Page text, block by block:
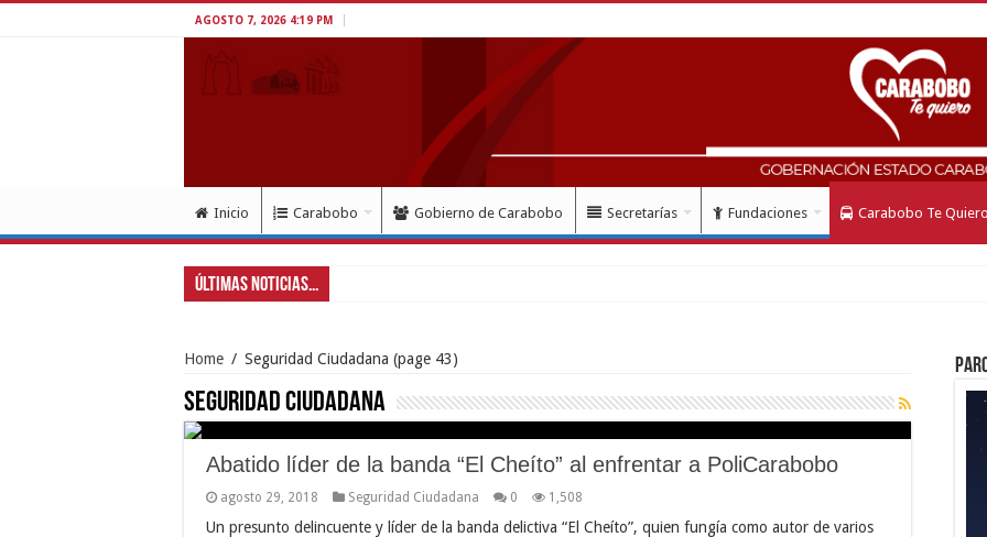
AGOSTO 7, 2026 4:19 PM
Inicio Carabobo Gobierno de Carabobo Secretarías Fundaciones Carabobo Te Quiero
Últimas Noticias...
Home / Seguridad Ciudadana (page 43)
Seguridad Ciudadana
Abatido líder de la banda “El Cheíto” al enfrentar a PoliCarabobo
agosto 29, 2018 Seguridad Ciudadana 0 1,508
Un presunto delincuente y líder de la banda delictiva “El Cheíto”, quien fungía como autor de varios